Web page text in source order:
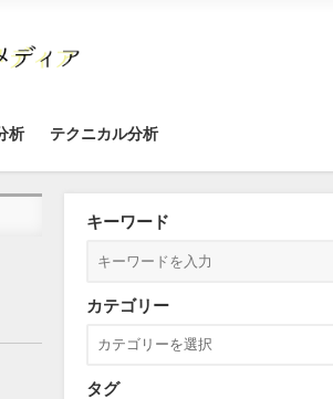
析 テクニカル分析
キーワード
カテゴリー
タグ